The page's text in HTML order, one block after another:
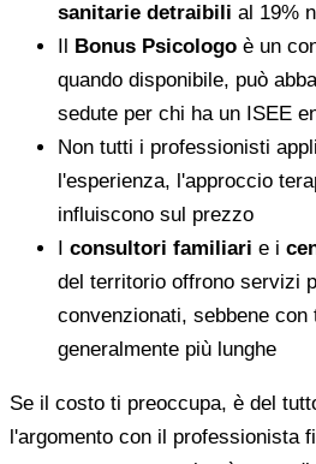
sanitarie detraibili al 19%
Il Bonus Psicologo è un
quando disponibile, può
sedute per chi ha un ISEE
Non tutti i professionisti
l'esperienza, l'approccio
influiscono sul prezzo
I consultori familiari e i
del territorio offrono servizi
convenzionati, sebbene con
generalmente più lunghe
Se il costo ti preoccupa, è del
l'argomento con il professionista